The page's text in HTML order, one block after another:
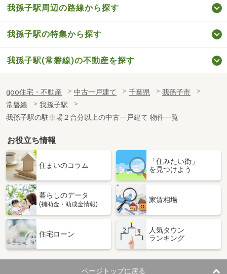
我孫子駅周辺の路線から探す
我孫子駅の特集から探す
我孫子駅(常磐線)の不動産を探す
goo住宅・不動産 中古一戸建て 千葉県
我孫子市
常磐線
我孫子駅
我孫子駅の駐車場２台分以上の中古一戸建て 物件一覧
お役立ち情報
住まいのコラム
「住みたい街」
を見つけよう
暮らしのデータ
(補助金・助成金情報)
家賃相場
住宅ローン
人気タウン
ランキング
ページトップに戻る